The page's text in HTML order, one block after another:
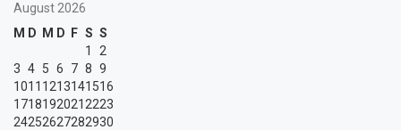
August 2026
M D M D F S S
1
2
3 4 5 6 7 8 9
1011 1213141516
1718192021 2223
24252627282930